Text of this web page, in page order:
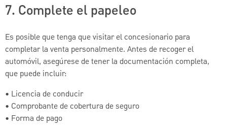
7. Complete el papeleo
Es posible que tenga que visitar el concesionario para
completar la venta personalmente. Antes de recoger el
automóvil, asegúrese de tener la documentación completa,
que puede incluir:
• Licencia de conducir
• Comprobante de cobertura de seguro
• Forma de pago